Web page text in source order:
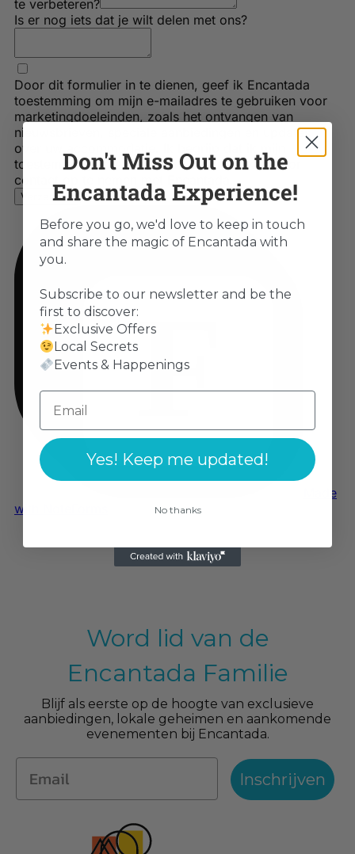
Word lid van de
Encantada Familie
Blijf als eerste op de hoogte van exclusieve
aanbiedingen, lokale geheimen en aankomende
evenementen bij Encantada.
Inschrijven
Don't Miss Out on the
Encantada Experience!
Before you go, we'd love to keep in touch
and share the magic of Encantada with
you.
Subscribe to our newsletter and be the
first to discover:
Exclusive Offers
Local Secrets
Events & Happenings
Yes! Keep me updated!
No thanks